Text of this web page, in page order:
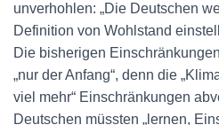
unverhohlen: „Die Deutschen
Definition von Wohlstand
Die bisherigen
„nur der Anfang“, denn die
viel mehr“ Einschränkungen
Deutschen müssten „lernen,